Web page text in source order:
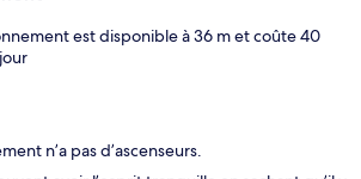
est disponible à 36 m et coûte 40
n’a pas d’ascenseurs.